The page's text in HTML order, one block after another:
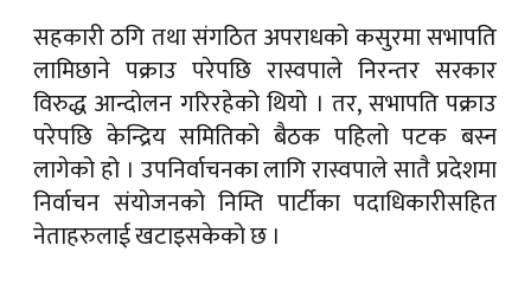
सहकारी ठगि तथा संगठित अपराधको कसुरमा सभापति
लामिछाने पक्राउ परेपछि रास्वपाले निरन्तर सरकार
विरुद्ध आन्दोलन गरिरहेको थियो । तर, सभापति पक्राउ
परेपछि केन्द्रिय समितिको बैठक पहिलो पटक बस्न
लागेको हो । उपनिर्वाचनका लागि रास्वपाले सातै प्रदेशमा
निर्वाचन संयोजनको निम्ति पार्टीका पदाधिकारीसहित
नेताहरुलाई खटाइसकेको छ ।